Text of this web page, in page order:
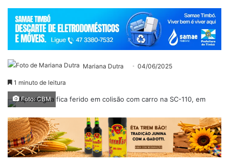
Mariana Dutra 04/06/2025
1 minuto de leitura
Foto: CBM